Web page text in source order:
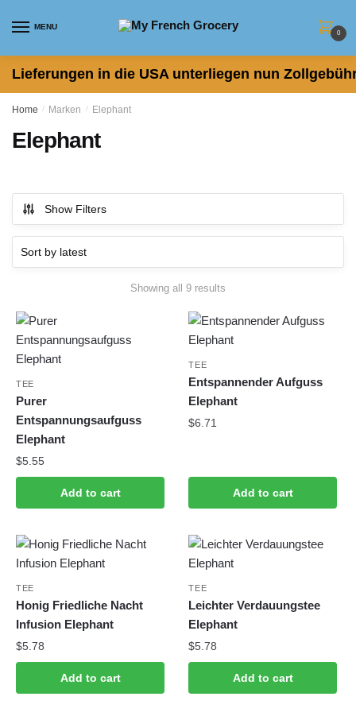
MENU
0
Lieferungen in die USA unterliegen nun
Home / Marken / Elephant
Elephant
Show Filters
Showing all 9 results
latest
TEE
Purer
Entspannungsaufguss
Elephant
$5.55
Add to cart
TEE
Entspannender Aufguss
Elephant
$6.71
Add to cart
TEE
Honig Friedliche Nacht
Infusion Elephant
$5.78
Add to cart
TEE
Leichter Verdauungstee
Elephant
$5.78
Add to cart